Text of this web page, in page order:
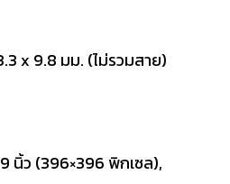
x 9.8 มม. (ไม่รวมสาย)
นิ้ว (396×396 พิกเซล),